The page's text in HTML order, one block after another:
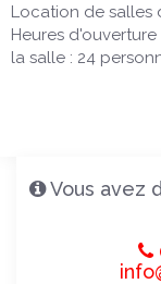
Location de salles
Heures
la salle : 24
Vous avez